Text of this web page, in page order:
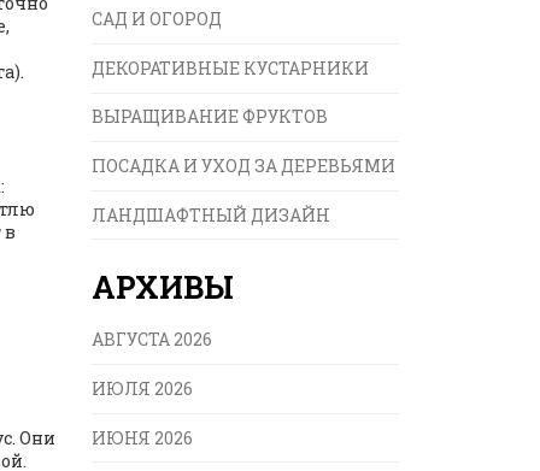
в
Они
САД И ОГОРОД
ДЕКОРАТИВНЫЕ КУСТАРНИКИ
ВЫРАЩИВАНИЕ ФРУКТОВ
ПОСАДКА И УХОД ЗА ДЕРЕВЬЯМИ
ЛАНДШАФТНЫЙ ДИЗАЙН
АРХИВЫ
АВГУСТА 2026
ИЮЛЯ 2026
ИЮНЯ 2026